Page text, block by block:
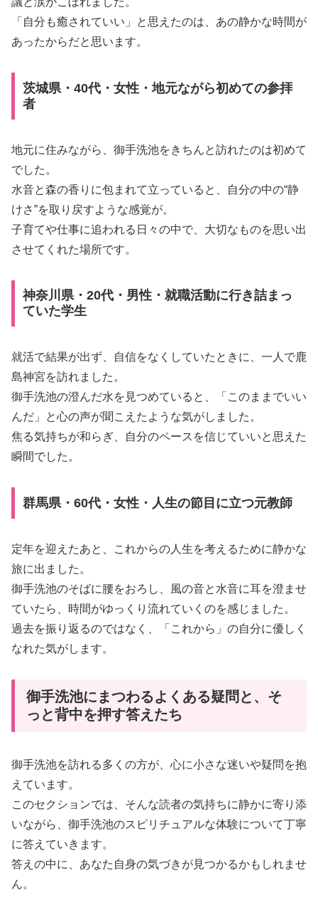
「自分も癒されていい」と思えたのは、あの静かな時間が
あったからだと思います。
茨城県・40代・女性・地元ながら初めての参拝
者
地元に住みながら、御手洗池をきちんと訪れたのは初めて
でした。
水音と森の香りに包まれて立っていると、自分の中の“静
けさ”を取り戻すような感覚が。
子育てや仕事に追われる日々の中で、大切なものを思い出
させてくれた場所です。
神奈川県・20代・男性・就職活動に行き詰まっ
ていた学生
就活で結果が出ず、自信をなくしていたときに、一人で鹿
島神宮を訪れました。
御手洗池の澄んだ水を見つめていると、「このままでいい
んだ」と心の声が聞こえたような気がしました。
焦る気持ちが和らぎ、自分のペースを信じていいと思えた
瞬間でした。
群馬県・60代・女性・人生の節目に立つ元教師
定年を迎えたあと、これからの人生を考えるために静かな
旅に出ました。
御手洗池のそばに腰をおろし、風の音と水音に耳を澄ませ
ていたら、時間がゆっくり流れていくのを感じました。
過去を振り返るのではなく、「これから」の自分に優しく
なれた気がします。
御手洗池にまつわるよくある疑問と、そ
っと背中を押す答えたち
御手洗池を訪れる多くの方が、心に小さな迷いや疑問を抱
えています。
このセクションでは、そんな読者の気持ちに静かに寄り添
いながら、御手洗池のスピリチュアルな体験について丁寧
に答えていきます。
答えの中に、あなた自身の気づきが見つかるかもしれませ
ん。